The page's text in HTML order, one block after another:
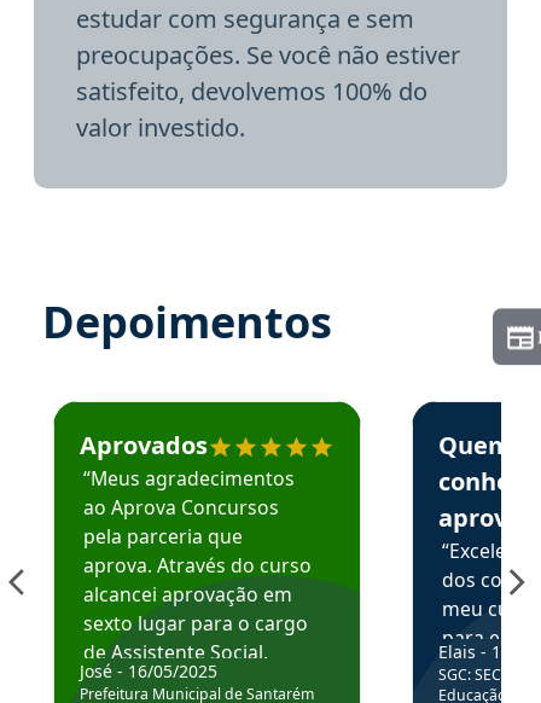
estudar com segurança e sem
preocupações. Se você não estiver
satisfeito, devolvemos 100% do
valor investido.
Depoimentos
Estudante José recomenda o Aprova Concursos em
Aprovados
“Meus agradecimentos
ao Aprova Concursos
pela parceria que
aprova. Através do curso
alcancei aprovação em
sexto lugar para o cargo
de Assistente Social.
Hoje estou atuando na
José - 16/05/2025
Prefeitura Municipal de Santarém
Estudante
Quem
aprova
dos
meu
para
colocar
através
Elais - 15/
SGC: SEC BA
Educação